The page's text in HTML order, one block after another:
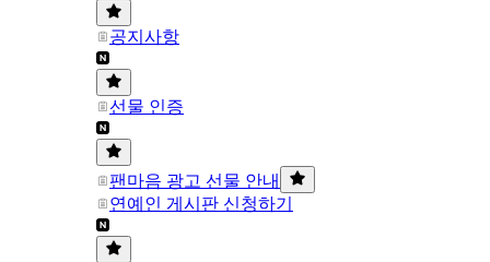
공지사항
선물 인증
팬마음 광고 선물 안내
연예인 게시판 신청하기